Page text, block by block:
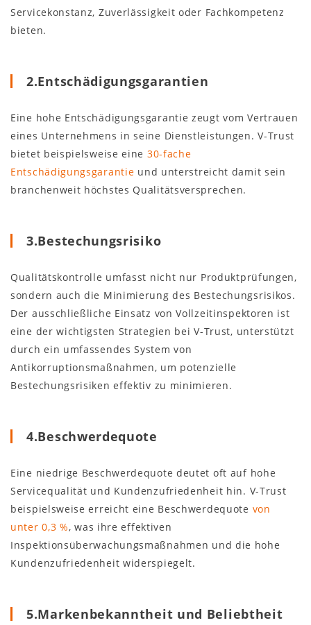
Servicekonstanz, Zuverlässigkeit oder Fachkompetenz
bieten.
2.Entschädigungsgarantien
Eine hohe Entschädigungsgarantie zeugt vom Vertrauen
eines Unternehmens in seine Dienstleistungen. V-Trust
bietet beispielsweise eine 30-fache
Entschädigungsgarantie und unterstreicht damit sein
branchenweit höchstes Qualitätsversprechen.
3.Bestechungsrisiko
Qualitätskontrolle umfasst nicht nur Produktprüfungen,
sondern auch die Minimierung des Bestechungsrisikos.
Der ausschließliche Einsatz von Vollzeitinspektoren ist
eine der wichtigsten Strategien bei V-Trust, unterstützt
durch ein umfassendes System von
Antikorruptionsmaßnahmen, um potenzielle
Bestechungsrisiken effektiv zu minimieren.
4.Beschwerdequote
Eine niedrige Beschwerdequote deutet oft auf hohe
Servicequalität und Kundenzufriedenheit hin. V-Trust
beispielsweise erreicht eine Beschwerdequote von
unter 0,3 %, was ihre effektiven
Inspektionsüberwachungsmaßnahmen und die hohe
Kundenzufriedenheit widerspiegelt.
5.Markenbekanntheit und Beliebtheit